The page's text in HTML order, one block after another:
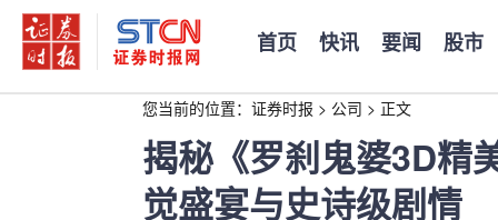
首页 快讯 要闻 股市
您当前的位置： 证券时报 > 公司 > 正文
揭秘《罗刹鬼婆3D精
觉盛宴与史诗级剧情